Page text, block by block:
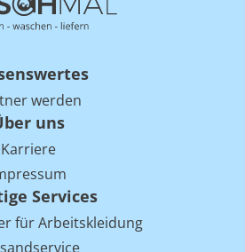
werden
uns
Karriere
Services
für Arbeitskleidung